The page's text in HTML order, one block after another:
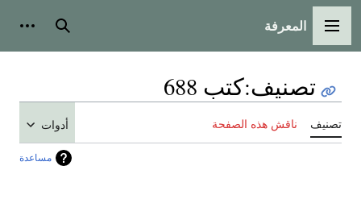
القائمة الرئيسية
المعرفة بحث
تصنيف:كتب 688
تصنيف ناقش هذه الصفحة أدوات
مساعدة